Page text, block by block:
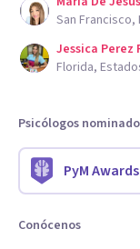
San
Jessica Perez
Florida,
Psicólogos
PyM
Conócenos